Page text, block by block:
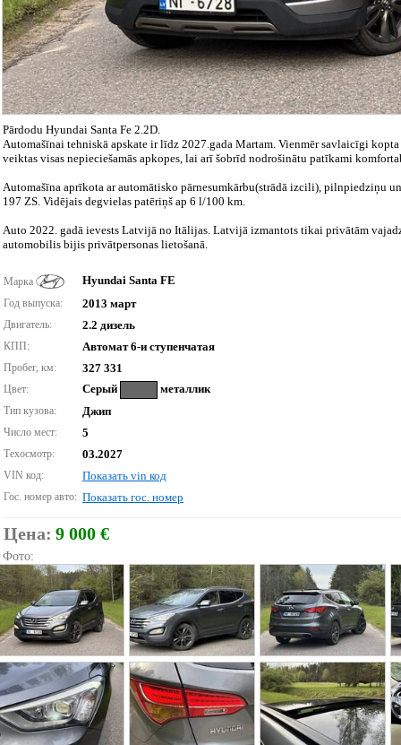
Pārdodu Hyundai Santa Fe 2.2D.
Automašīnai tehniskā apskate ir līdz 2027.gada Martam. Vienmēr savlaicīgi
veiktas visas nepieciešamās apkopes, lai arī šobrīd nodrošinātu patīkami
Automašīna aprīkota ar automātisko pārnesumkārbu(strādā izcili), pilnpiedziņu
197 ZS. Vidējais degvielas patēriņš ap 6 l/100 km.
Auto 2022. gadā ievests Latvijā no Itālijas. Latvijā izmantots tikai privātām
automobilis bijis privātpersonas lietošanā.
Марка Hyundai Santa FE
Год выпуска: 2013 март
Двигатель: 2.2 дизель
КПП: Автомат 6-и ступенчатая
Пробег, км: 327 331
Цвет: Серый металлик
Тип кузова: Джип
Число мест: 5
Техосмотр: 03.2027
VIN код: Показать vin код
Гос. номер авто: Показать гос. номер
Цена: 9 000 €
Фото: